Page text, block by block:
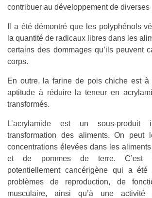
contribuer au développement de diverses
Il a été démontré que les polyphénols
la quantité de radicaux libres dans les
certains des dommages qu’ils peuvent
corps.
En outre, la farine de pois chiche est à
aptitude à réduire la teneur en
transformés.
L’acrylamide est un sous-
transformation des aliments. On peut
concentrations élevées dans les
et de pommes de terre. C’est
potentiellement cancérigène qui a
problèmes de reproduction, de
musculaire, ainsi qu’à une activité